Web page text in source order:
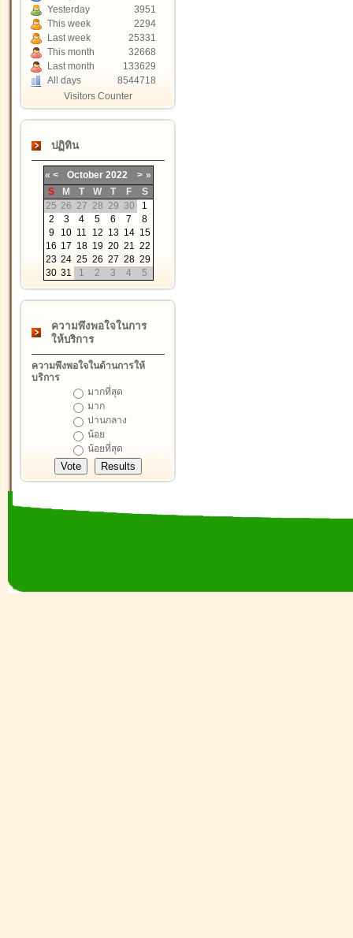
Yesterday
3951
This week
2294
Last week
25331
This month
32668
Last month
133629
All days
8544718
Visitors Counter
ปฏิทิน
« < October 2022 > »
S
M T W T F
S
25 26 27 28 29 30
1
2
3 4 5 6 7
8
9
10 11 12 13 14 15
16 17 18 19 20 21 22
23 24 25 26 27 28 29
30 31 1 2 3 4 5
ความพึงพอใจในการ
ให้บริการ
ความพึงพอใจในด้านการให้
บริการ
มากที่สุด
มาก
ปานกลาง
น้อย
น้อยที่สุด